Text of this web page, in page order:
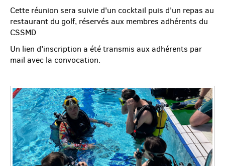
Cette réunion sera suivie d'un cocktail puis d'un repas au
restaurant du golf, réservés aux membres adhérents du
CSSMD
Un lien d'inscription a été transmis aux adhérents par
mail avec la convocation.